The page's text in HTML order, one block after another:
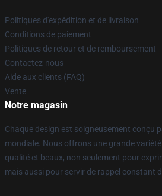
Politiques d'expédition et de livraison
Conditions de paiement
Politiques de retour et de remboursement
Contactez-nous
Aide aux clients (FAQ)
Vente
Notre magasin
Chaque design est soigneusement conçu
mondiale. Nous offrons une grande
qualité et beaux, non seulement pour
mais aussi pour servir de rappel constant